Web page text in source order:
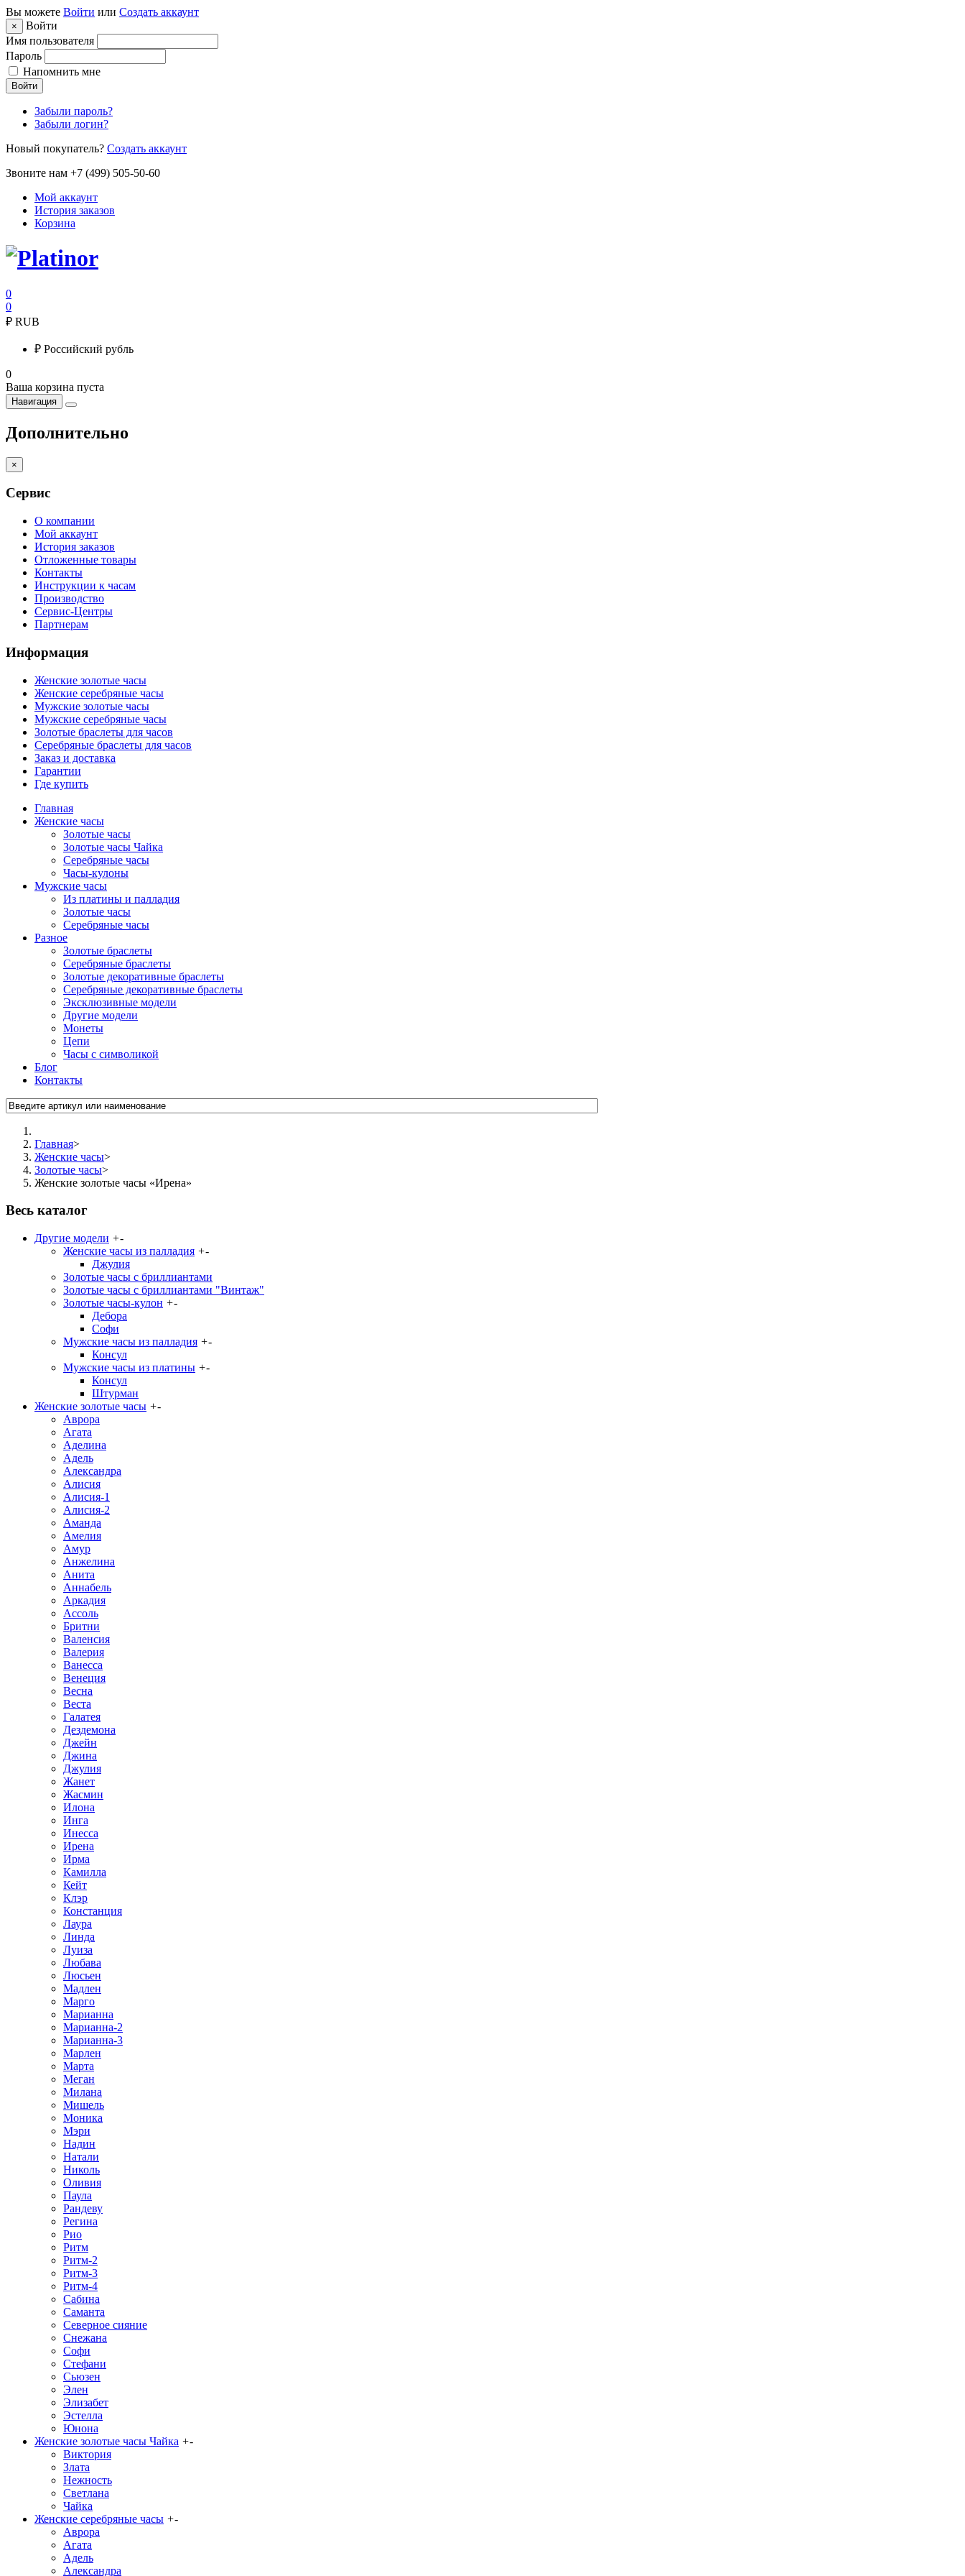
Вы можете Войти или Создать аккаунт
×
Войти
Имя пользователя
Пароль
Напомнить мне
Войти
Забыли пароль?
Забыли логин?
Новый покупатель? Создать аккаунт
Звоните нам +7 (499) 505-50-60
Мой аккаунт
История заказов
Корзина
0
0
₽ RUB
₽ Российский рубль
0
Ваша корзина пуста
Навигация
Дополнительно
×
Сервис
О компании
Мой аккаунт
История заказов
Отложенные товары
Контакты
Инструкции к часам
Производство
Сервис-Центры
Партнерам
Информация
Женские золотые часы
Женские серебряные часы
Мужские золотые часы
Мужские серебряные часы
Золотые браслеты для часов
Серебряные браслеты для часов
Заказ и доставка
Гарантии
Где купить
Главная
Женские часы
Золотые часы
Золотые часы Чайка
Серебряные часы
Часы-кулоны
Мужские часы
Из платины и палладия
Золотые часы
Серебряные часы
Разное
Золотые браслеты
Серебряные браслеты
Золотые декоративные браслеты
Серебряные декоративные браслеты
Эксклюзивные модели
Другие модели
Монеты
Цепи
Часы с символикой
Блог
Контакты
Главная>
Женские часы>
Золотые часы>
Женские золотые часы «Ирена»
Весь каталог
Другие модели +-
Женские часы из палладия +-
Джулия
Золотые часы с бриллиантами
Золотые часы с бриллиантами "Винтаж"
Золотые часы-кулон +-
Дебора
Софи
Мужские часы из палладия +-
Консул
Мужские часы из платины +-
Консул
Штурман
Женские золотые часы +-
Аврора
Агата
Аделина
Адель
Александра
Алисия
Алисия-1
Алисия-2
Аманда
Амелия
Амур
Анжелина
Анита
Аннабель
Аркадия
Ассоль
Бритни
Валенсия
Валерия
Ванесса
Венеция
Весна
Веста
Галатея
Дездемона
Джейн
Джина
Джулия
Жанет
Жасмин
Илона
Инга
Инесса
Ирена
Ирма
Камилла
Кейт
Клэр
Констанция
Лаура
Линда
Луиза
Любава
Люсьен
Мадлен
Марго
Марианна
Марианна-2
Марианна-3
Марлен
Марта
Меган
Милана
Мишель
Моника
Мэри
Надин
Натали
Николь
Оливия
Паула
Рандеву
Регина
Рио
Ритм
Ритм-2
Ритм-3
Ритм-4
Сабина
Саманта
Северное сияние
Снежана
Софи
Стефани
Сьюзен
Элен
Элизабет
Эстелла
Юнона
Женские золотые часы Чайка +-
Виктория
Злата
Нежность
Светлана
Чайка
Женские серебряные часы +-
Аврора
Агата
Адель
Александра